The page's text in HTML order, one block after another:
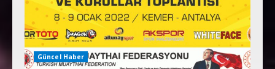
Güncel Haber